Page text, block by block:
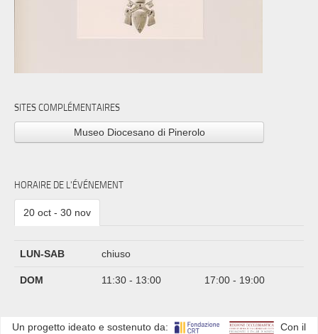
SITES COMPLÉMENTAIRES
Museo Diocesano di Pinerolo
HORAIRE DE L'ÉVÉNEMENT
20 oct - 30 nov
LUN-SAB chiuso
DOM 11:30 - 13:00 17:00 - 19:00
Un progetto ideato e sostenuto da: Con il